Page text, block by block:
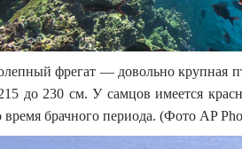
фрегат — довольно крупная
до 230 см. У самцов имеется
время брачного периода. (Фото AP